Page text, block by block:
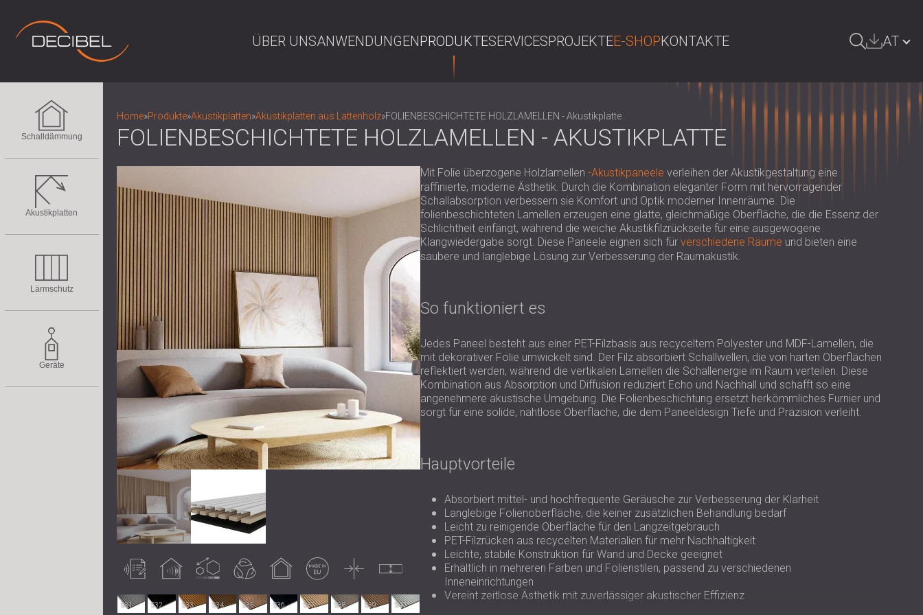
ÜBER UNSANWENDUNGENPRODUKTESERVICESPROJEKTEE-SHOPKONTAKTE AT
SRBIJA | RS
ROMÂNIA | RO
POLAND | PL
SOUTH AFRICA | ZA
Schalldämmung
Akustikplatten
Lärmschutz
Geräte
Home»Produkte»Akustikplatten»Akustikplatten aus Lattenholz»FOLIENBESCHICHTETE HOLZLAMELLEN - Akustikplatte
FOLIENBESCHICHTETE HOLZLAMELLEN - AKUSTIKPLATTE
getestet
Wirkung
im
Innenbereich
S31 S32 S33 S34 S35 S36 S37 S38 S39 S40
Mit Folie überzogene Holzlamellen -Akustikpaneele verleihen der Akustikgestaltung eine
raffinierte, moderne Ästhetik. Durch die Kombination eleganter Form mit hervorragender
Schallabsorption verbessern sie Komfort und Optik moderner Innenräume. Die
folienbeschichteten Lamellen erzeugen eine glatte, gleichmäßige Oberfläche, die die Essenz der
Schlichtheit einfängt, während die weiche Akustikfilzrückseite für eine ausgewogene
Klangwiedergabe sorgt. Diese Paneele eignen sich für verschiedene Räume und bieten eine
saubere und langlebige Lösung zur Verbesserung der Raumakustik.
So funktioniert es
Jedes Paneel besteht aus einer PET-Filzbasis aus recyceltem Polyester und MDF-Lamellen, die
mit dekorativer Folie umwickelt sind. Der Filz absorbiert Schallwellen, die von harten Oberflächen
reflektiert werden, während die vertikalen Lamellen die Schallenergie im Raum verteilen. Diese
Kombination aus Absorption und Diffusion reduziert Echo und Nachhall und schafft so eine
angenehmere akustische Umgebung. Die Folienbeschichtung ersetzt herkömmliches Furnier und
sorgt für eine solide, nahtlose Oberfläche, die dem Paneeldesign Tiefe und Präzision verleiht.
Hauptvorteile
Absorbiert mittel- und hochfrequente Geräusche zur Verbesserung der Klarheit
Langlebige Folienoberfläche, die keiner zusätzlichen Behandlung bedarf
Leicht zu reinigende Oberfläche für den Langzeitgebrauch
PET-Filzrücken aus recycelten Materialien für mehr Nachhaltigkeit
Leichte, stabile Konstruktion für Wand und Decke geeignet
Erhältlich in mehreren Farben und Folienstilen, passend zu verschiedenen
Inneneinrichtungen
Vereint zeitlose Ästhetik mit zuverlässiger akustischer Effizienz